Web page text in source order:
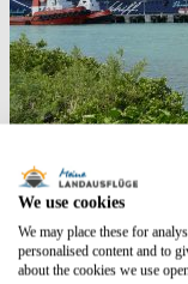
We use cookies
We may place these for
personalised content and to
about the cookies we use